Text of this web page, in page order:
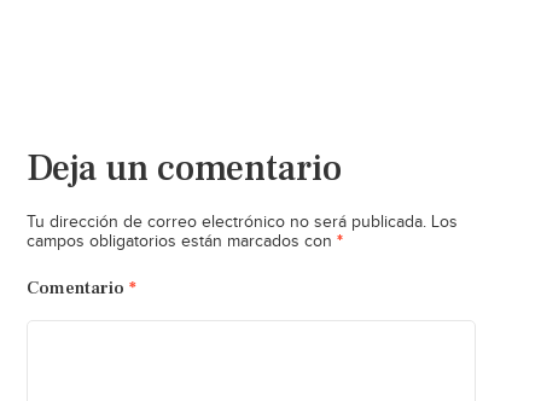
Deja un comentario
Tu dirección de correo electrónico no será publicada. Los
campos obligatorios están marcados con *
Comentario *